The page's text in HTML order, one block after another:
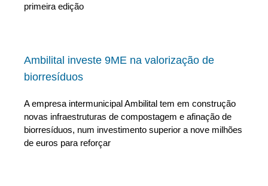
primeira edição
Ambilital investe 9ME na valorização de
biorresíduos
A empresa intermunicipal Ambilital tem em construção
novas infraestruturas de compostagem e afinação de
biorresíduos, num investimento superior a nove milhões
de euros para reforçar